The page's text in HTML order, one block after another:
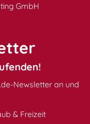
GmbH
Newsletter an und
& Freizeit